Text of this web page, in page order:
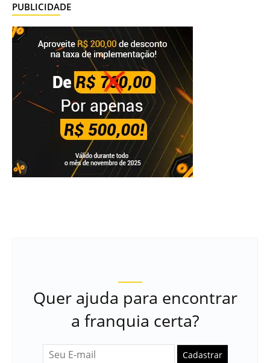
PUBLICIDADE
Quer ajuda para encontrar
a franquia certa?
Cadastrar